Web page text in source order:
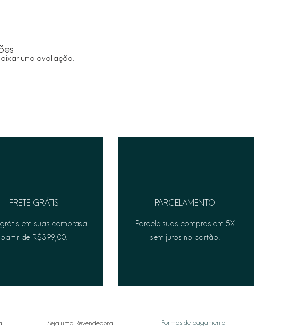
uma avaliação.
PARCELAMENTO
Parcele suas compras em 5X
sem juros no cartão.
FRETE GRÁTIS
em suas comprasa
partir de R$399,00.
Formas de pagamento
Seja uma Revendedora